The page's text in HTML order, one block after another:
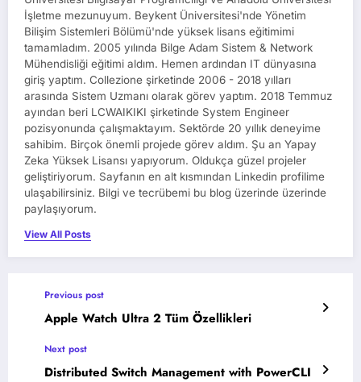
İşletme mezunuyum. Beykent Üniversitesi'nde Yönetim
Bilişim Sistemleri Bölümü'nde yüksek lisans eğitimimi
tamamladım. 2005 yılında Bilge Adam Sistem & Network
Mühendisliği eğitimi aldım. Hemen ardından IT dünyasına
giriş yaptım. Collezione şirketinde 2006 - 2018 yılları
arasında Sistem Uzmanı olarak görev yaptım. 2018 Temmuz
ayından beri LCWAIKIKI şirketinde System Engineer
pozisyonunda çalışmaktayım. Sektörde 20 yıllık deneyime
sahibim. Birçok önemli projede görev aldım. Şu an Yapay
Zeka Yüksek Lisansı yapıyorum. Oldukça güzel projeler
geliştiriyorum. Sayfanın en alt kısmından Linkedin profilime
ulaşabilirsiniz. Bilgi ve tecrübemi bu blog üzerinde üzerinde
paylaşıyorum.
View All Posts
Previous post
Apple Watch Ultra 2 Tüm Özellikleri
Next post
Distributed Switch Management with PowerCLI